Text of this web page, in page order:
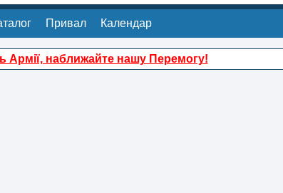
Привал Календар
Армії, наближайте нашу Перемогу!